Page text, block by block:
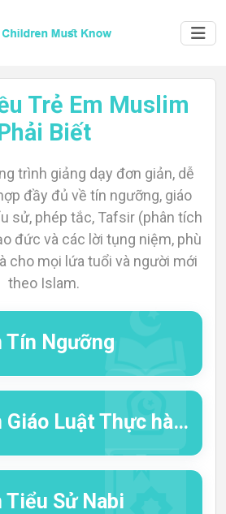
Trẻ Em Muslim
Biết
trình giảng dạy đơn giản, dễ
đầy đủ về tín ngưỡng, giáo
sử, phép tắc, Tafsir (phân tích
đức và các lời tụng niệm, phù
cho mọi lứa tuổi và người mới
theo Islam.
Tín Ngưỡng
Luật Thực hành
Tiểu Sử Nabi